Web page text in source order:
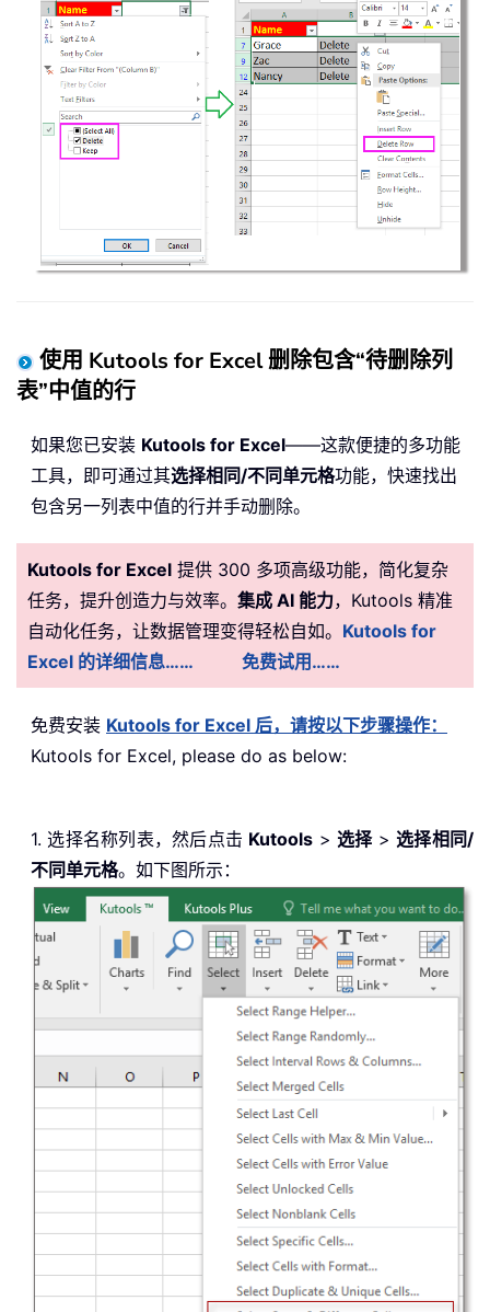
使用 Kutools for Excel 删除包含“待删除列
表”中值的行
如果您已安装 Kutools for Excel——这款便捷的多功能
工具，即可通过其选择相同/不同单元格功能，快速找出
包含另一列表中值的行并手动删除。
Kutools for Excel 提供 300 多项高级功能，简化复杂
任务，提升创造力与效率。 集成 AI 能力，Kutools 精准
自动化任务，让数据管理变得轻松自如。 Kutools for
Excel 的详细信息……
免费试用……
免费安装 Kutools for Excel 后，请按以下步骤操作：
Kutools for Excel, please do as below:
1. 选择名称列表，然后点击 Kutools > 选择> 选择相同/
不同单元格。如下图所示：